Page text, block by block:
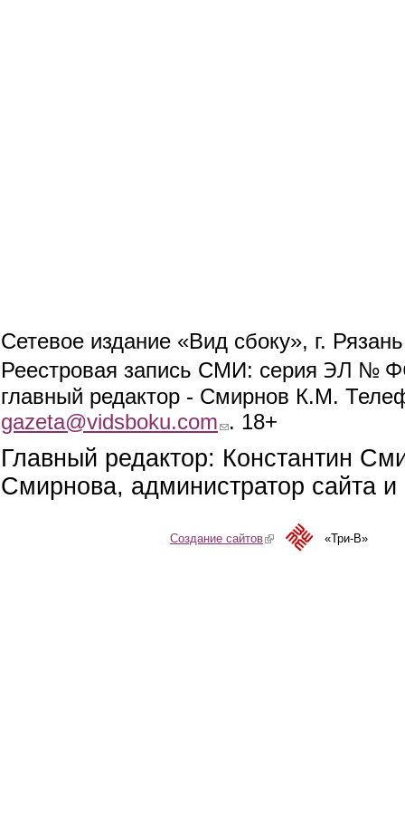
Сетевое издание «Вид сбоку», г.
Реестровая запись СМИ: серия ЭЛ №
главный редактор - Смирнов К.М.
gazeta@vidsboku.com (link sends e-mail)
. 18+
Главный редактор: Константин
Смирнова, администратор сайта
Создание сайтов(link is external)«Три-В»